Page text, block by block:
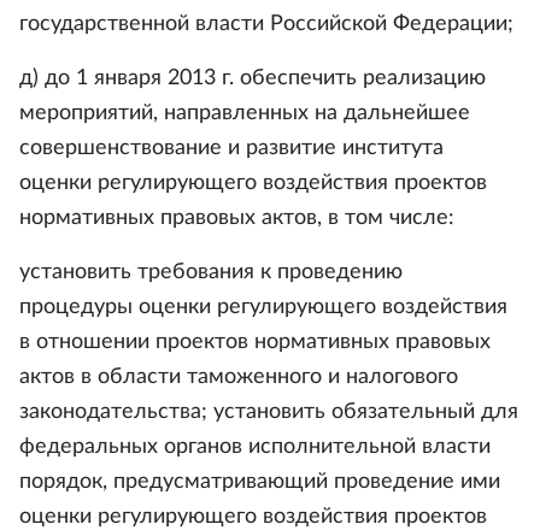
государственной власти Российской Федерации;
д) до 1 января 2013 г. обеспечить реализацию
мероприятий, направленных на дальнейшее
совершенствование и развитие института
оценки регулирующего воздействия проектов
нормативных правовых актов, в том числе:
установить требования к проведению
процедуры оценки регулирующего воздействия
в отношении проектов нормативных правовых
актов в области таможенного и налогового
законодательства; установить обязательный для
федеральных органов исполнительной власти
порядок, предусматривающий проведение ими
оценки регулирующего воздействия проектов